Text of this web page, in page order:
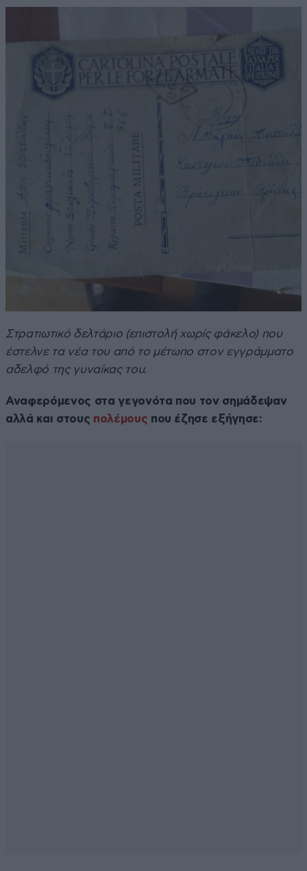
Στρατιωτικό δελτάριο (επιστολή χωρίς φάκελο) που
έστελνε τα νέα του από το μέτωπο στον εγγράμματο
αδελφό της γυναίκας του.
Αναφερόμενος στα γεγονότα που τον σημάδεψαν
αλλά και στους πολέμους που έζησε εξήγησε: